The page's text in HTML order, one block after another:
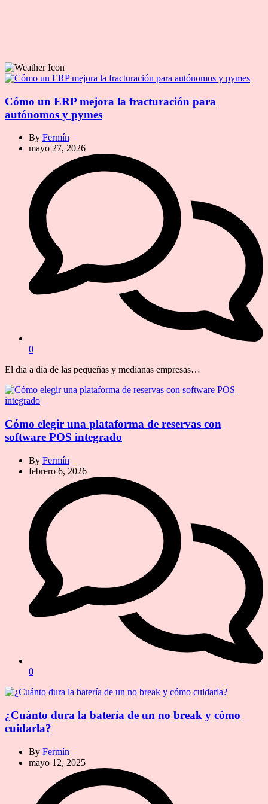
Cómo un ERP mejora la fracturación para
autónomos y pymes
By Fermín
mayo 27, 2026
0
El día a día de las pequeñas y medianas empresas…
Cómo elegir una plataforma de reservas con
software POS integrado
By Fermín
febrero 6, 2026
0
¿Cuánto dura la batería de un no break y cómo
cuidarla?
By Fermín
mayo 12, 2025